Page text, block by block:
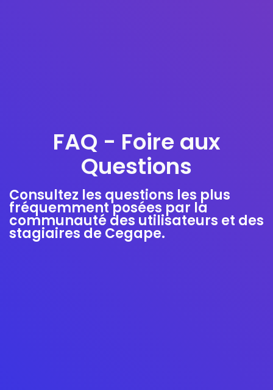
FAQ - Foire aux
Questions
Consultez les questions les plus
fréquemment posées par la
communauté des utilisateurs et des
stagiaires de Cegape.